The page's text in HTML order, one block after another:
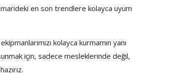
en son trendlere kolayca uyum
kolayca kurmamın yanı
için, sadece mesleklerinde değil,